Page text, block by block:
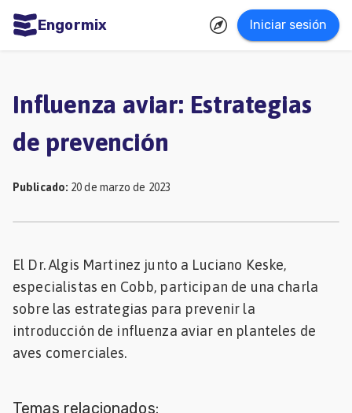
Engormix Iniciar sesión
Agricultura
Balanceados
Ganadería
Lechería
Micotoxinas
Influenza aviar: Estrategias
de prevención
Publicado: 20 de marzo de 2023
El Dr. Algis Martinez junto a Luciano Keske,
especialistas en Cobb, participan de una charla
sobre las estrategias para prevenir la
introducción de influenza aviar en planteles de
aves comerciales.
Temas relacionados: